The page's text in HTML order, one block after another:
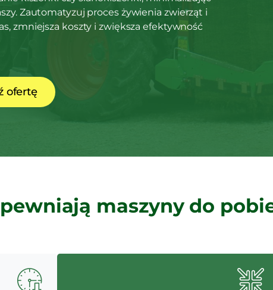
Zautomatyzuj proces żywienia zwierząt i
zmniejsza koszty i zwiększa efektywność
ofertę
maszyny do